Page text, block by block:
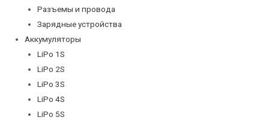
Разъемы и провода
Зарядные устройства
Аккумуляторы
LiPo 1S
LiPo 2S
LiPo 3S
LiPo 4S
LiPo 5S